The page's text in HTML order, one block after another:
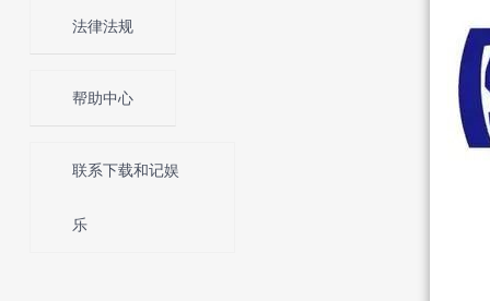
法律法规
帮助中心
联系下载和记娱
乐